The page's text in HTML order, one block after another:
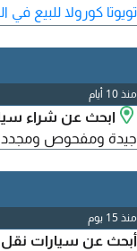
يتصل الا الصامل.
تويوتا كورولا للبيع
منذ 10 أيام
جيدة ومفحوص ومجدد
منذ 15 يوم
أبحث عن سيارات